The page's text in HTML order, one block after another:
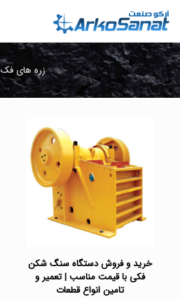
زره های فک
خرید و فروش دستگاه سنگ شکن
فکی با قیمت مناسب | تعمیر و
تامین انواع قطعات